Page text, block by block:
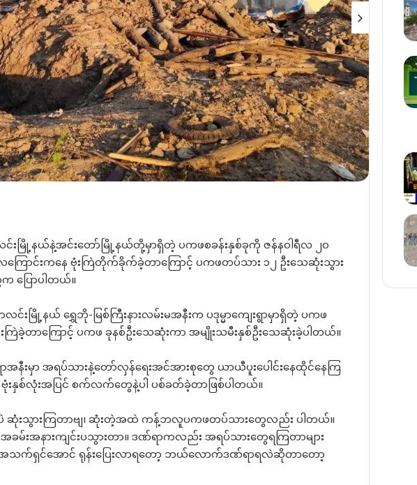
မြို့နယ်နဲ့အင်းတော်မြို့နယ်တို့မှာရှိတဲ့ ပကဖစခန်းနှစ်ခုကို ဇန်နဝါရီလ ၂၀
ာင်းကနေ ဗုံးကြဲတိုက်ခိုက်ခဲ့တာကြောင့် ပကဖတပ်သား ၁၂ ဦးသေဆုံးသွား
ပြောပါတယ်။
င်းမြို့နယ် ရွှေဘို-မြစ်ကြီးနားလမ်းမအနီးက ပဒုမ္မာကျေးရွာမှာရှိတဲ့ ပကဖ
ြဲခဲ့တာကြောင့် ပကဖ ခုနစ်ဦးသေဆုံးကာ အမျိုးသမီးနှစ်ဦးသေဆုံးခဲ့ပါတယ်။
နီးမှာ အရပ်သားနဲ့တော်လှန်ရေးအင်အားစုတွေ ယာယီပူးပေါင်းနေထိုင်နေကြ
ဗုံးနှစ်လုံးအပြင် စက်လက်တွေနဲ့ပါ ပစ်ခတ်ခဲ့တာဖြစ်ပါတယ်။
ဆုံးသွားကြတာဗျ၊ ဆုံးတဲ့အထဲ ကန့်ဘလူပကဖတပ်သားတွေလည်း ပါတယ်။
ခမ်းအနားကျင်းပသွားတာ။ ဒဏ်ရာကလည်း အရပ်သားတွေရကြတာများ
သက်ရှင်အောင် ရုန်းပြေးလာရတော့ ဘယ်လောက်ဒဏ်ရာရလဲဆိုတာတော့